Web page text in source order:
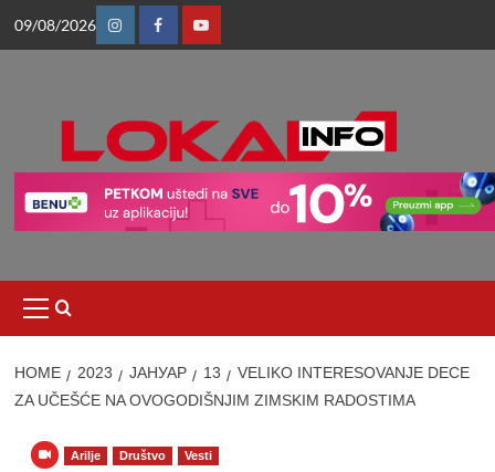
09/08/2026
InstagramFacebookYoutube
Menu
HOME 2023 ЈАНУАР 13
VELIKO INTERESOVANJE DECE
ZA UČEŠĆE NA OVOGODIŠNJIM ZIMSKIM RADOSTIMA
Arilje Društvo Vesti